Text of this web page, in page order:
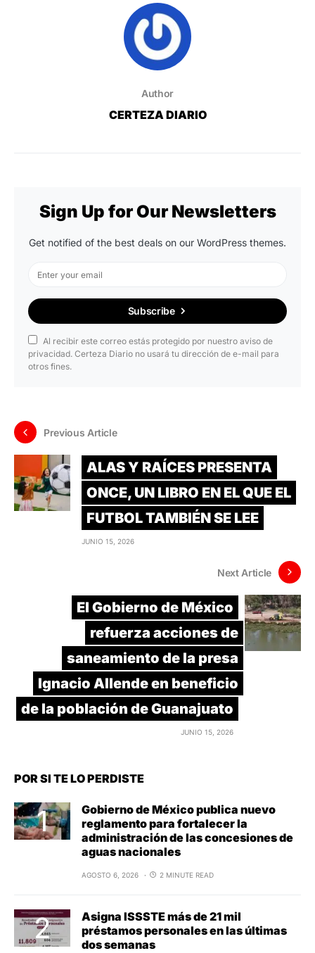
Author
CERTEZA DIARIO
Sign Up for Our Newsletters
Get notified of the best deals on our WordPress themes.
Subscribe
Al recibir este correo estás protegido por nuestro aviso de
privacidad. Certeza Diario no usará tu dirección de e-mail para
otros fines.
Previous Article
ALAS Y RAÍCES PRESENTA
ONCE, UN LIBRO EN EL QUE EL
FUTBOL TAMBIÉN SE LEE
JUNIO 15, 2026
Next Article
El Gobierno de México
refuerza acciones de
saneamiento de la presa
Ignacio Allende en beneficio
de la población de Guanajuato
JUNIO 15, 2026
POR SI TE LO PERDISTE
Gobierno de México publica nuevo
reglamento para fortalecer la
administración de las concesiones de
aguas nacionales
AGOSTO 6, 2026 2 MINUTE READ
Asigna ISSSTE más de 21 mil
préstamos personales en las últimas
dos semanas